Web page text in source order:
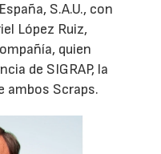
S.A.U., con
López Ruiz,
quien
de SIGRAP, la
ambos Scraps.